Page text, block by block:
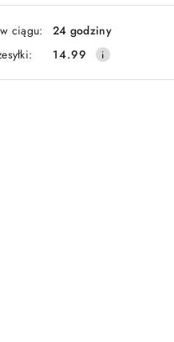
ciągu:
24 godziny
14.99